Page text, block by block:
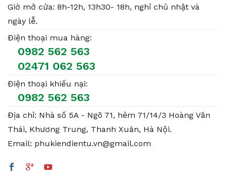
Giờ mở cửa: 8h-12h, 13h30- 18h, nghỉ chủ nhật và
ngày lễ.
Điện thoại mua hàng:
0982 562 563
02471 062 563
Điện thoại khiếu nại:
0982 562 563
Địa chỉ: Nhà số 5A - Ngõ 71, hẻm 71/14/3 Hoàng Văn
Thái, Khương Trung, Thanh Xuân, Hà Nội.
Email: phukiendientu.vn@gmail.com